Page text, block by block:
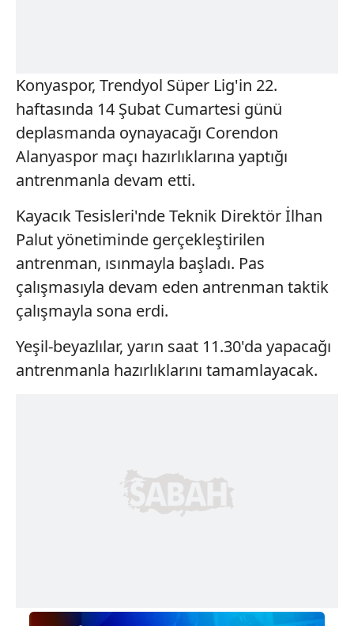
Konyaspor, Trendyol Süper Lig'in 22.
haftasında 14 Şubat Cumartesi günü
deplasmanda oynayacağı Corendon
Alanyaspor maçı hazırlıklarına yaptığı
antrenmanla devam etti.
Kayacık Tesisleri'nde Teknik Direktör İlhan
Palut yönetiminde gerçekleştirilen
antrenman, ısınmayla başladı. Pas
çalışmasıyla devam eden antrenman taktik
çalışmayla sona erdi.
Yeşil-beyazlılar, yarın saat 11.30'da yapacağı
antrenmanla hazırlıklarını tamamlayacak.